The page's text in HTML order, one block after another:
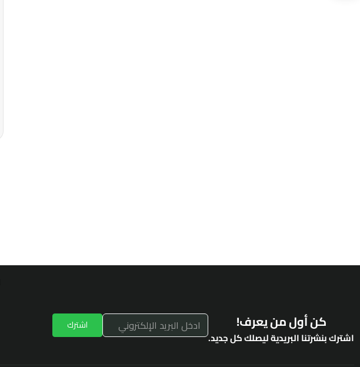
كن أول من يعرف!
اشترك بنشرتنا البريدية ليصلك كل جديد.
اشترك